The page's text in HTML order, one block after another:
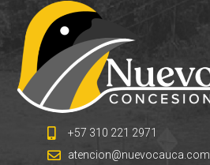
+57 310 221 2971
atencion@nuevocauca.com